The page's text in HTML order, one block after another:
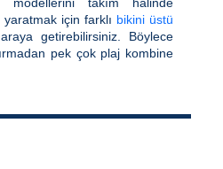
için farklı bikini üstü
getirebilirsiniz. Böylece
pek çok plaj kombine